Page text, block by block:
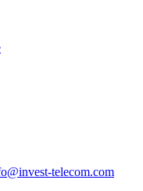
@invest-telecom.com